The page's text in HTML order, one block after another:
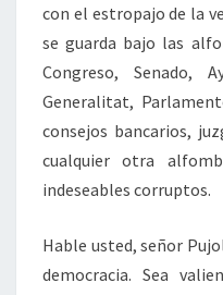
con el estropajo de la
se guarda bajo las
Congreso, Senado,
Generalitat,
consejos bancarios,
cualquier otra
indeseables corruptos.
Hable usted, señor
democracia. Sea